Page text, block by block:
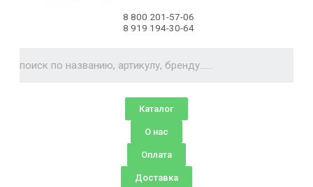
8 800 201-57-06
8 919 194-30-64
Каталог
О нас
Оплата
Доставка